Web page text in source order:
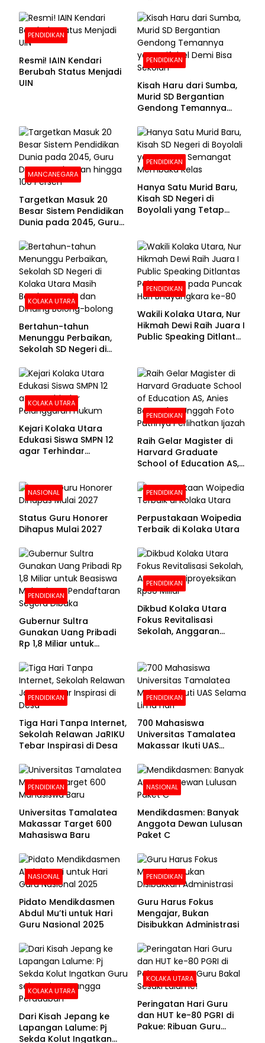
PENDIDIKAN
Resmi! IAIN Kendari
Berubah Status Menjadi
UIN
PENDIDIKAN
Kisah Haru dari Sumba,
Murid SD Bergantian
Gendong Temannya
Sekolah
MANCANEGARA
Targetkan Masuk 20
Besar Sistem Pendidikan
Dunia pada 2045, Guru
100 Persen
PENDIDIKAN
Hanya Satu Murid Baru,
Kisah SD Negeri di
Boyolali yang Tetap
KOLAKA UTARA
Bertahun-tahun
Menunggu Perbaikan,
Sekolah SD Negeri di
Beralas Tanah dan
Dinding Bolong-bolong
PENDIDIKAN
Wakili Kolaka Utara, Nur
Hikmah Dewi Raih Juara I
Public Speaking Ditlantas
Bhayangkara ke-80
KOLAKA UTARA
Kejari Kolaka Utara
Edukasi Siswa SMPN 12
agar Terhindar
PENDIDIKAN
Raih Gelar Magister di
Harvard Graduate
School of Education AS,
Foto Putrinya Perlihatkan
Ijazah
NASIONAL
Status Guru Honorer
Dihapus Mulai 2027
PENDIDIKAN
Perpustakaan Woipedia
Terbaik di Kolaka Utara
PENDIDIKAN
Gubernur Sultra
Gunakan Uang Pribadi
Rp 1,8 Miliar untuk
Pendaftaran Segera
Dibuka
PENDIDIKAN
Dikbud Kolaka Utara
Fokus Revitalisasi
Sekolah, Anggaran
PENDIDIKAN
Tiga Hari Tanpa Internet,
Sekolah Relawan JaRIKU
Tebar Inspirasi di Desa
PENDIDIKAN
700 Mahasiswa
Universitas Tamalatea
Makassar Ikuti UAS
PENDIDIKAN
Universitas Tamalatea
Makassar Target 600
Mahasiswa Baru
NASIONAL
Mendikdasmen: Banyak
Anggota Dewan Lulusan
Paket C
NASIONAL
Pidato Mendikdasmen
Abdul Mu’ti untuk Hari
Guru Nasional 2025
PENDIDIKAN
Guru Harus Fokus
Mengajar, Bukan
Disibukkan Administrasi
KOLAKA UTARA
Dari Kisah Jepang ke
Lapangan Lalume: Pj
Sekda Kolut Ingatkan
KOLAKA UTARA
Peringatan Hari Guru
dan HUT ke-80 PGRI di
Pakue: Ribuan Guru